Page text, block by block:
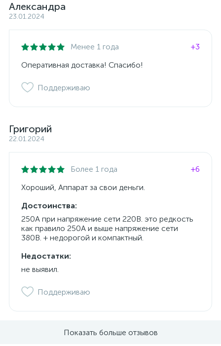
Александра
23.01.2024
Менее 1 года
+3
Оперативная доставка! Спасибо!
Поддерживаю
Григорий
22.01.2024
Более 1 года
+6
Хороший, Аппарат за свои деньги.
Достоинства:
250А при напряжение сети 220В. это редкость
как правило 250А и выше напряжение сети
380В. + недорогой и компактный.
Недостатки:
не выявил.
Поддерживаю
Показать больше отзывов